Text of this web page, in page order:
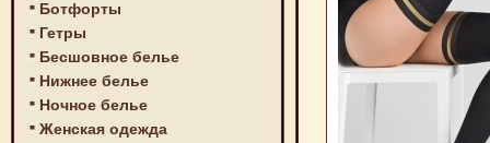
Ботфорты
Гетры
Бесшовное белье
Нижнее белье
Ночное белье
Женская одежда